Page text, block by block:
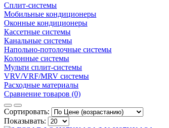
Сплит-системы
Мобильные кондиционеры
Оконные кондиционеры
Кассетные системы
Канальные системы
Напольно-потолочные системы
Колонные системы
Мульти сплит-системы
VRV/VRF/MRV системы
Расходные материалы
Сравнение товаров (0)
Сортировать:
Показывать: